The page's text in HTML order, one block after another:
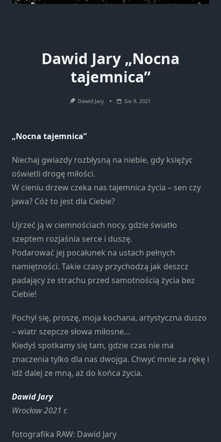
Dawid Jary „Nocna
tajemnica”
Dawid Jary Sie 9, 2021
„Nocna tajemnica”
Niechaj gwiazdy rozbłysną na niebie, gdy księżyc
oświetli drogę miłości.
W cieniu drzew czeka nas tajemnica życia – sen czy
jawa? Cóż to jest dla Ciebie?
Ujrzeć ją w ciemnościach nocy, gdzie światło
szeptem rozjaśnia serce i duszę.
Podarować jej pocałunek na ustach pełnych
namiętności. Takie czasy przychodzą jak deszcz
padający ze strachu przed samotnością życia bez
Ciebie!
Pochyl się, proszę, moja kochana, artystyczna duszo
– wiatr szepcze słowa miłosne…
Kiedyś spotkamy się tam, gdzie czas nie ma
znaczenia tylko dla nas dwojga. Chwyć mnie za rękę i
idź dalej ze mną, aż do końca życia.
Dawid Jary
Wrocław 2021 r.
fotografika RAW: Dawid Jary
Konieczne
Te pliki cookie
nie są
opcjonalne. Są
one potrzebne
do
Statystyka
Abyśmy mogli
poprawić
funkcjonalność